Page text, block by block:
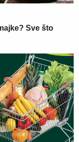
Sve što